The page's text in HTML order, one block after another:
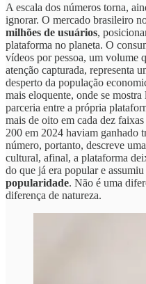
A escala dos números torna,
ignorar. O mercado brasileiro
milhões de usuários,
plataforma no planeta. O
vídeos por pessoa, um volume
atenção capturada, representa
desperto da população
mais eloquente, onde se
parceria entre a própria
mais de oito em cada dez
200 em 2024 haviam ganhado
número, portanto, descreve
cultural, afinal, a plataforma
do que já era popular e
popularidade. Não é uma
diferença de natureza.